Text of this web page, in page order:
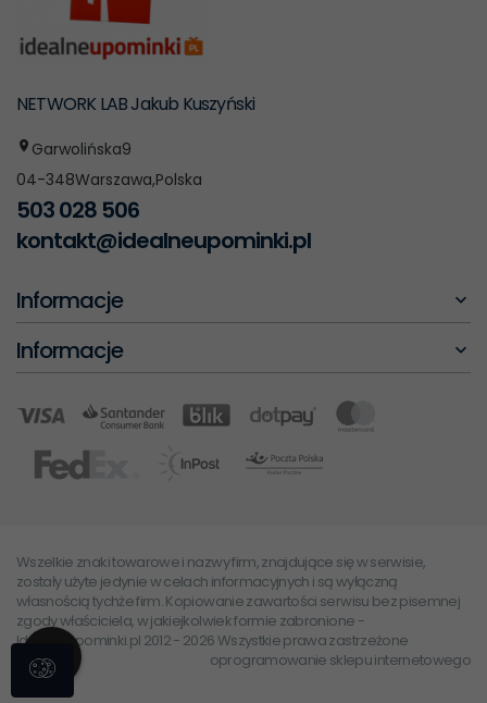
NETWORK LAB Jakub Kuszyński
Garwolińska9
04-348Warszawa,Polska
503 028 506
kontakt@idealneupominki.pl
Informacje
Informacje
Wszelkie znaki towarowe i nazwy firm, znajdujące się w serwisie,
zostały użyte jedynie w celach informacyjnych i są wyłączną
własnością tychże firm. Kopiowanie zawartości serwisu bez pisemnej
zgody właściciela, w jakiejkolwiek formie zabronione -
IdealneUpominki.pl 2012 - 2026 Wszystkie prawa zastrzeżone
oprogramowanie sklepu internetowego